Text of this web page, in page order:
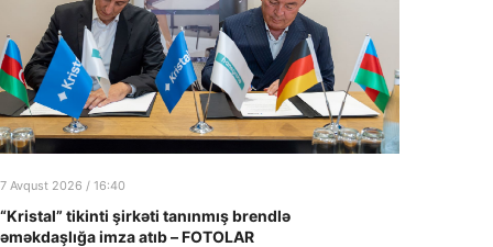
7 Avqust 2026 / 16:40
“Kristal” tikinti şirkəti tanınmış brendlə
əməkdaşlığa imza atıb – FOTOLAR